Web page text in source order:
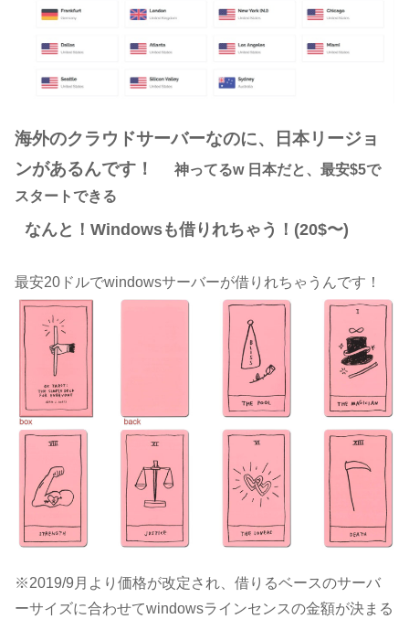
海外のクラウドサーバーなのに、日本リージョ
ンがあるんです！
神ってるw 日本だと、最安$5で
スタートできる
なんと！Windowsも借りれちゃう！(20$〜)
最安20ドルでwindowsサーバーが借りれちゃうんです！
※2019/9月より価格が改定され、借りるベースのサーバ
ーサイズに合わせてwindowsラインセンスの金額が決まる